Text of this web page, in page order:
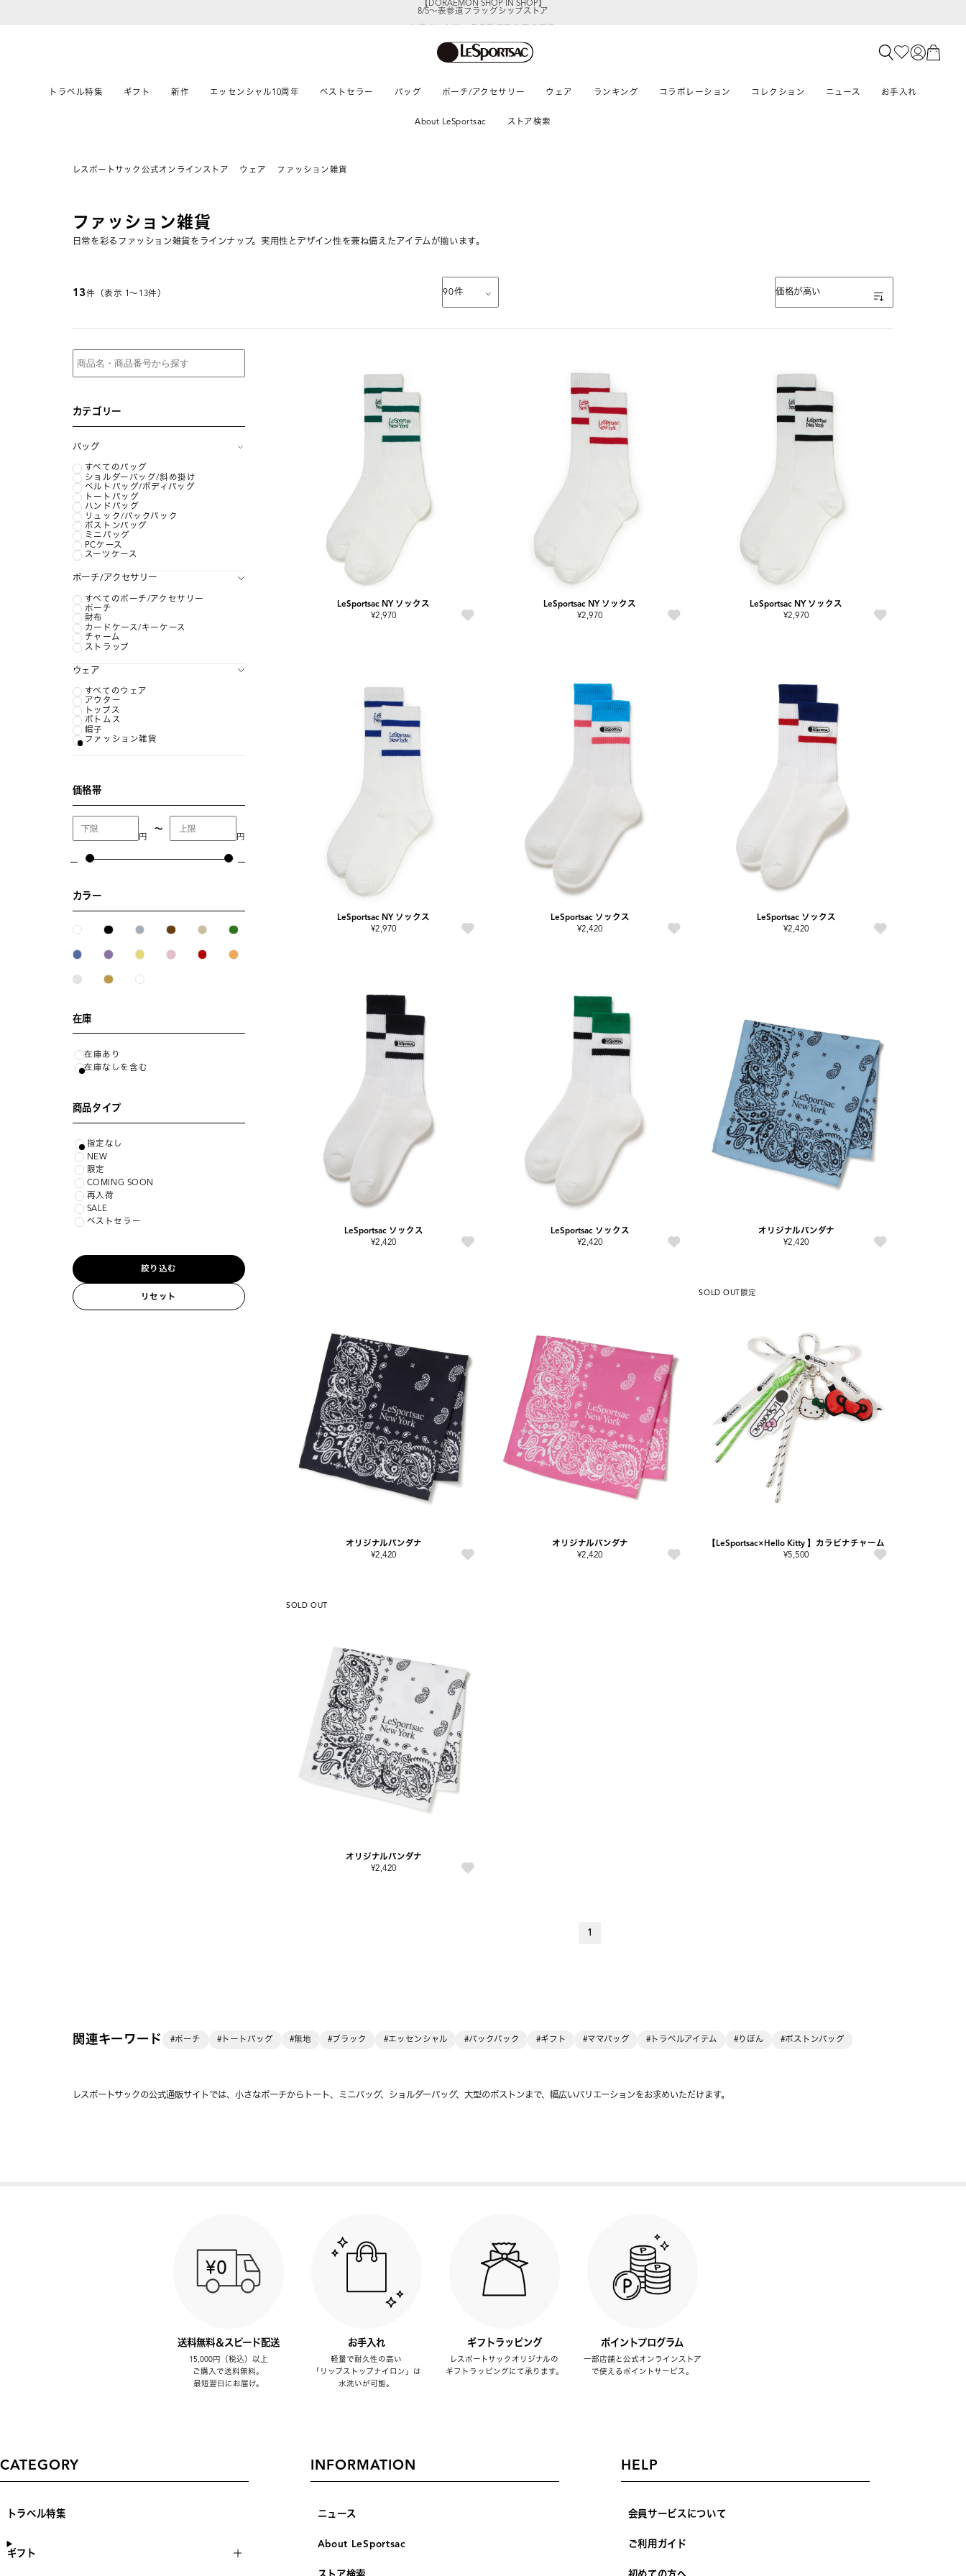
レスポートサックの新作を 今すぐ見る
トラベル特集 ギフト 新作 エッセンシャル10周年 ベストセラー バッグ ポーチ/アクセサリー ウェア ランキング コラボレーション コレクション ニュース お手入れ
About LeSportsac ストア検索
レスポートサック公式オンラインストア ウェア ファッション雑貨
ファッション雑貨
日常を彩るファッション雑貨をラインナップ。実用性とデザイン性を兼ね備えたアイテムが揃います。
13件（表示 1〜13件） 90件 表示順
価格が高い
カテゴリー
バッグ
すべてのバッグ
ショルダーバッグ/斜め掛け
ベルトバッグ/ボディバッグ
トートバッグ
ハンドバッグ
リュック/バックパック
ボストンバッグ
ミニバッグ
PCケース
スーツケース
ポーチ/アクセサリー
すべてのポーチ/アクセサリー
ポーチ
財布
カードケース/キーケース
チャーム
ストラップ
ウェア
すべてのウェア
アウター
トップス
ボトムス
帽子
ファッション雑貨
価格帯
円
〜
円
カラー
在庫
在庫あり
在庫なしを含む
商品タイプ
指定なし
NEW
限定
COMING SOON
再入荷
SALE
ベストセラー
絞り込む
リセット
LeSportsac NY ソックス
¥2,970
LeSportsac NY ソックス
¥2,970
LeSportsac NY ソックス
¥2,970
LeSportsac NY ソックス
¥2,970
LeSportsac ソックス
¥2,420
LeSportsac ソックス
¥2,420
LeSportsac ソックス
¥2,420
LeSportsac ソックス
¥2,420
オリジナルバンダナ
¥2,420
オリジナルバンダナ
¥2,420
オリジナルバンダナ
¥2,420
SOLD OUT 限定
【LeSportsac×Hello Kitty 】カラビナチャーム
¥5,500
SOLD OUT
オリジナルバンダナ
¥2,420
1
関連キーワード #ポーチ #トートバッグ #無地 #ブラック #エッセンシャル #バックパック #ギフト #ママバッグ #トラベルアイテム #りぼん #ボストンバッグ
レスポートサックの公式通販サイトでは、小さなポーチからトート、ミニバッグ、ショルダーバッグ、大型のボストンまで、幅広いバリエーションをお求めいただけます。
送料無料＆スピード配送
15,000円（税込）以上
ご購入で送料無料。
最短翌日にお届け。
お手入れ
軽量で耐久性の高い
「リップストップナイロン」は
水洗いが可能。
ギフトラッピング
レスポートサックオリジナルの
ギフトラッピングにて承ります。
ポイントプログラム
一部店舗と公式オンラインストア
で使えるポイントサービス。
CATEGORY
トラベル特集
ギフト
INFORMATION
ニュース
About LeSportsac
HELP
会員サービスについて
ご利用ガイド